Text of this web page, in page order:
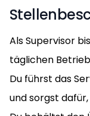
Als Supervisor
täglichen
Du führst das
und sorgst